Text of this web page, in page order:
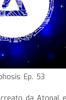
Ep. 53